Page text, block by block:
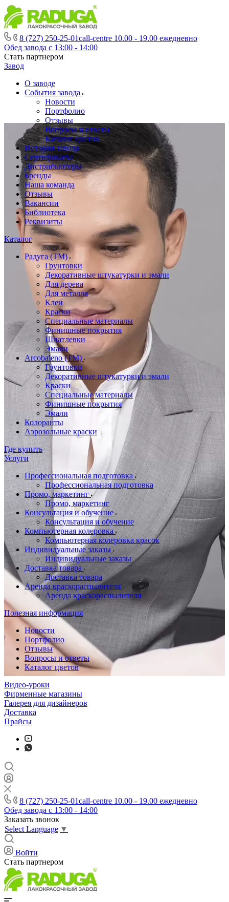
8 (727) 250-25-01call-centre 10.00 - 19.00 ежедневно
Обед завода с 13:00 - 14:00
Стать партнером
Завод
О заводе
События завода
Новости
Портфолио
Отзывы
Вопросы и ответы
Каталог цветов
История завода
Сертификаты
Дистрибьюторы
Бренды
Наша команда
Отзывы
Вакансии
Библиотека
Реквизиты
Каталог
Радуга (ТМ)
Грунтовки
Декоративные штукатурки и эмали
Для дерева
Для металла
Клеи
Краски
Специальные материалы
Финишные покрытия
Шпатлевки
Эмали
Arcobaleno (ТМ)
Грунтовки
Декоративные штукатурки и эмали
Краски
Специальные материалы
Финишные покрытия
Эмали
Колоранты
Аэрозольные краски
Где купить
Услуги
Профессиональная подготовка
Профессиональная подготовка
Промо, маркетинг
Промо, маркетинг
Консультация и обучение
Консультация и обучение
Компьютерная колеровка
Компьютерная колеровка красок
Индивидуальные заказы
Индивидуальные заказы
Доставка товара
Доставка товара
Аренда краскораспылителя
Аренда краскораспылителя
Полезная информация
Новости
Портфолио
Отзывы
Вопросы и ответы
Каталог цветов
Видео-уроки
Фирменные магазины
Галерея для дизайнеров
Доставка
Прайсы
8 (727) 250-25-01call-centre 10.00 - 19.00 ежедневно
Обед завода с 13:00 - 14:00
Заказать звонок
Select Language ▼
Войти
Стать партнером